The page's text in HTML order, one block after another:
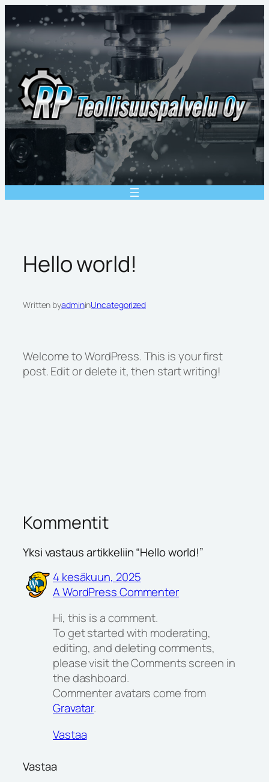
sisältöön
Hello world!
Written byadmininUncategorized
Welcome to WordPress. This is your first
post. Edit or delete it, then start writing!
Kommentit
Yksi vastaus artikkeliin “Hello world!”
4 kesäkuun, 2025
A WordPress Commenter
Hi, this is a comment.
To get started with moderating,
editing, and deleting comments,
please visit the Comments screen in
the dashboard.
Commenter avatars come from
Gravatar.
Vastaa
Vastaa